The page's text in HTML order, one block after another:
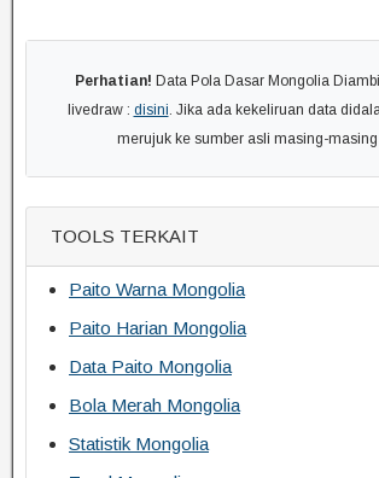
Perhatian! Data Pola Dasar Mongolia
livedraw : disini. Jika ada kekeliruan data
merujuk ke sumber asli masing-
TOOLS TERKAIT
Paito Warna Mongolia
Paito Harian Mongolia
Data Paito Mongolia
Bola Merah Mongolia
Statistik Mongolia